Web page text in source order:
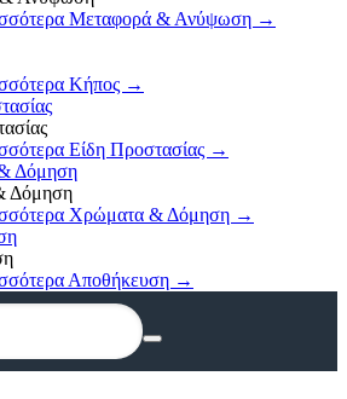
Μεταφορά & Ανύψωση →
Κήπος →
Είδη Προστασίας →
Δόμηση
Δόμηση
Χρώματα & Δόμηση →
Αποθήκευση →